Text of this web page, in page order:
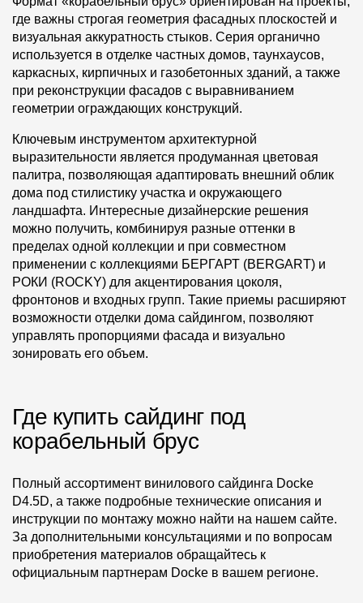
где важны строгая геометрия фасадных плоскостей и
визуальная аккуратность стыков. Серия органично
используется в отделке частных домов, таунхаусов,
каркасных, кирпичных и газобетонных зданий, а также
при реконструкции фасадов с выравниванием
геометрии ограждающих конструкций.
Ключевым инструментом архитектурной
выразительности является продуманная цветовая
палитра, позволяющая адаптировать внешний облик
дома под стилистику участка и окружающего
ландшафта. Интересные дизайнерские решения
можно получить, комбинируя разные оттенки в
пределах одной коллекции и при совместном
применении с коллекциями БЕРГАРТ (BERGART) и
РОКИ (ROCKY) для акцентирования цоколя,
фронтонов и входных групп. Такие приемы расширяют
возможности отделки дома сайдингом, позволяют
управлять пропорциями фасада и визуально
зонировать его объем.
Где купить сайдинг под
корабельный брус
Полный ассортимент винилового сайдинга Docke
D4.5D, а также подробные технические описания и
инструкции по монтажу можно найти на нашем сайте.
За дополнительными консультациями и по вопросам
приобретения материалов обращайтесь к
официальным партнерам Docke в вашем регионе.